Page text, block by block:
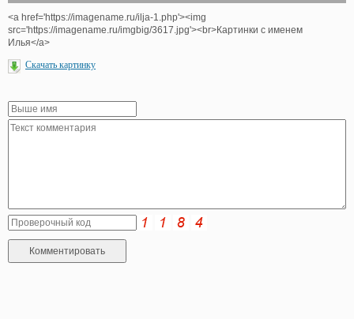
<a href='https://imagename.ru/ilja-1.php'><img
src='https://imagename.ru/imgbig/3617.jpg'><br>Картинки с именем
Илья</a>
Скачать картинку